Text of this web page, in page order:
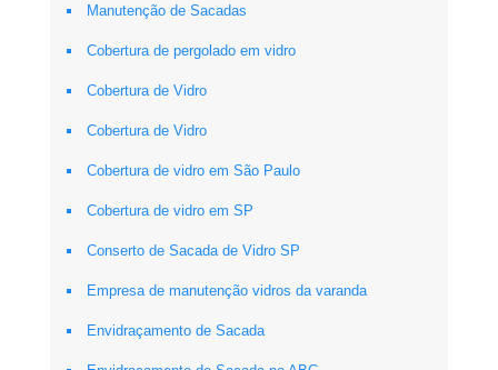
Manutenção de Sacadas
Cobertura de pergolado em vidro
Cobertura de Vidro
Cobertura de Vidro
Cobertura de vidro em São Paulo
Cobertura de vidro em SP
Conserto de Sacada de Vidro SP
Empresa de manutenção vidros da varanda
Envidraçamento de Sacada